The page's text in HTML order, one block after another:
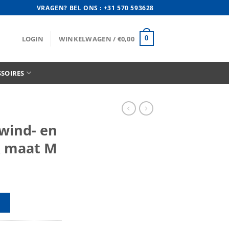
VRAGEN? BEL ONS : +31 570 593628
LOGIN WINKELWAGEN / €0,00 0
en
M